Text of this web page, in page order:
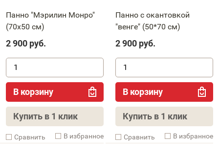
Панно "Мэрилин Монро"
(70х50 см)
2 900 руб.
В корзину
Купить в 1 клик
Cравнить В избранное
Панно с окантовкой
"венге" (50*70 см)
2 900 руб.
В корзину
Купить в 1 клик
Cравнить В избранное